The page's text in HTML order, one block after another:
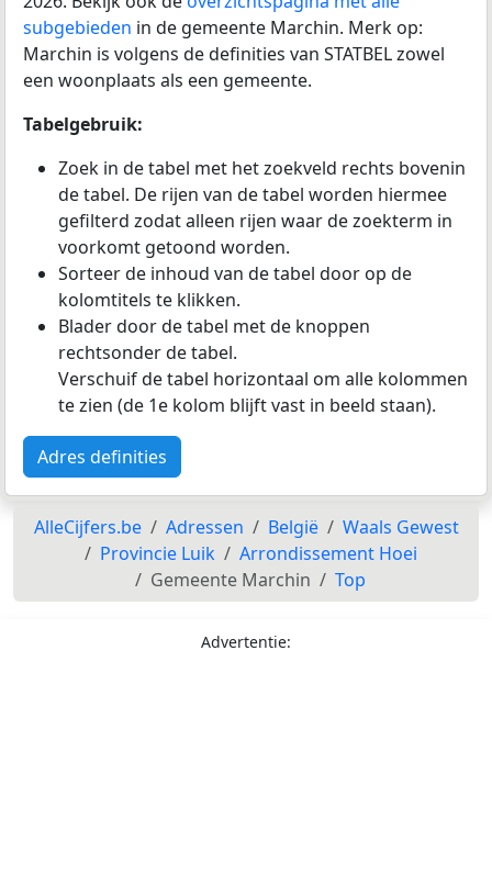
subgebieden in de gemeente Marchin. Merk op:
Marchin is volgens de definities van STATBEL zowel
een woonplaats als een gemeente.
Tabelgebruik:
Zoek in de tabel met het zoekveld rechts bovenin
de tabel. De rijen van de tabel worden hiermee
gefilterd zodat alleen rijen waar de zoekterm in
voorkomt getoond worden.
Sorteer de inhoud van de tabel door op de
kolomtitels te klikken.
Blader door de tabel met de knoppen
rechtsonder de tabel.
Verschuif de tabel horizontaal om alle kolommen
te zien (de 1e kolom blijft vast in beeld staan).
Adres definities
AlleCijfers.be Adressen België
Waals Gewest
Provincie Luik
Arrondissement Hoei
Gemeente Marchin
Top
Advertentie: